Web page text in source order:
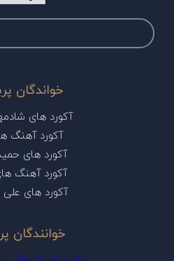
خواندگان
آکورد های
آکورد آهنگ
آکورد های
آکورد آهنگ
آکورد های علی
خوانندگان